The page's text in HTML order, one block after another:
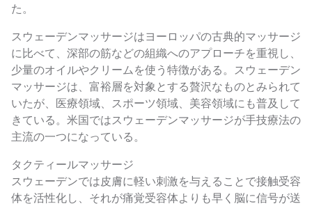
た。
スウェーデンマッサージはヨーロッパの古典的マッサージ
に比べて、深部の筋などの組織へのアプローチを重視し、
少量のオイルやクリームを使う特徴がある。スウェーデン
マッサージは、富裕層を対象とする贅沢なものとみられて
いたが、医療領域、スポーツ領域、美容領域にも普及して
きている。米国ではスウェーデンマッサージが手技療法の
主流の一つになっている。
タクティールマッサージ
スウェーデンでは皮膚に軽い刺激を与えることで接触受容
体を活性化し、それが痛覚受容体よりも早く脳に信号が送